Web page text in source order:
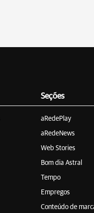
Seções
aRedePlay
aRedeNews
Web Stories
Bom dia Astral
Tempo
Empregos
Conteúdo de